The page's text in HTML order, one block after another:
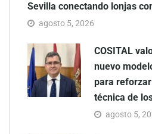
Sevilla conectando lonjas
agosto 5, 2026
COSITAL
nuevo
para
técnica de
agosto 5,